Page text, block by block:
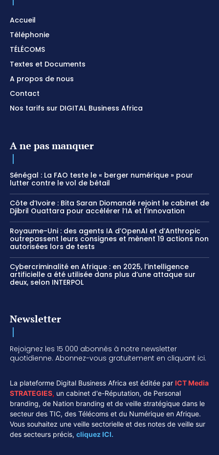
Accueil
Téléphonie
TÉLÉCOMS
Textes et Documents
A propos de nous
Contact
Nos tarifs sur DIGITAL Business Africa
A ne pas manquer
Sénégal : La FAO teste le « berger numérique » pour
lutter contre le vol de bétail
Côte d’Ivoire : Bita Saran Diomandé rejoint le cabinet de
Djibril Ouattara pour accélérer l’IA et l’innovation
Royaume-Uni : des agents IA d’OpenAI et d’Anthropic
outrepassent leurs consignes et mènent 19 actions non
autorisées lors de tests
Cybercriminalité en Afrique : en 2025, l’intelligence
artificielle a été utilisée dans plus d’une attaque sur
deux, selon INTERPOL
Newsletter
Rejoignez les 15 000 abonnés à notre newsletter
quotidienne. Abonnez-vous gratuitement en cliquant ici.
La plateforme Digital Business Africa est éditée par ICT Media
STRATEGIES, un cabinet d'e-Réputation, de Personal
branding, de Nation branding et de veille stratégique dans le
secteur des TIC, des Télécoms et du Numérique en Afrique.
Vous souhaitez une veille sectorielle et des notes de veille sur
des secteurs précis, cliquez ICI.